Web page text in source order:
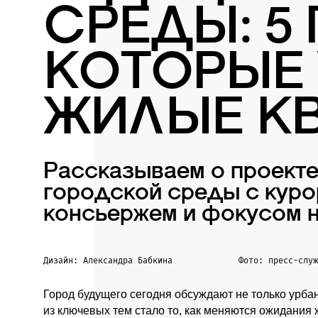
СРЕДЫ: 5
КОТОРЫЕ
ЖИЛЫЕ
Рассказываем о
городской среды с
консьержем и фокусом
Дизайн: Александра Бабкина Фото: пресс-
Город будущего сегодня обсуждают не только
из ключевых тем стало то, как меняются